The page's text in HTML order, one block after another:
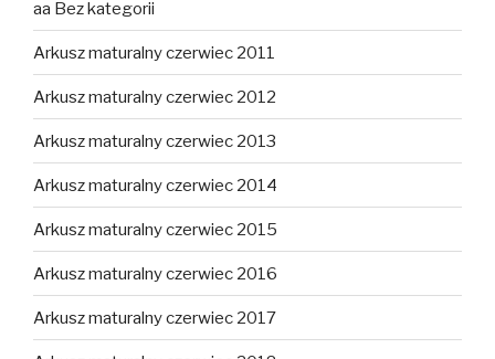
aa Bez kategorii
Arkusz maturalny czerwiec 2011
Arkusz maturalny czerwiec 2012
Arkusz maturalny czerwiec 2013
Arkusz maturalny czerwiec 2014
Arkusz maturalny czerwiec 2015
Arkusz maturalny czerwiec 2016
Arkusz maturalny czerwiec 2017